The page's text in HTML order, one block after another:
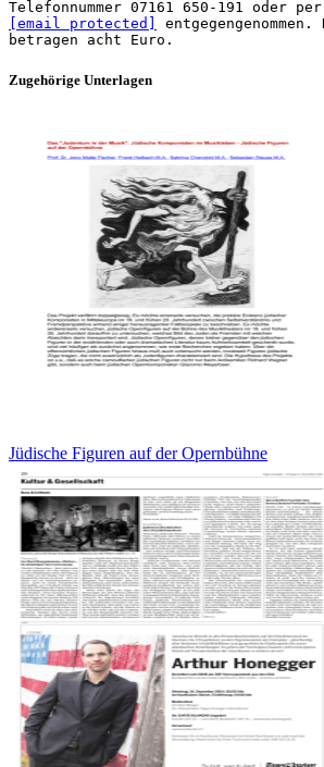
[email protected]
Zugehörige Unterlagen
Jüdische Figuren auf der Opernbühne